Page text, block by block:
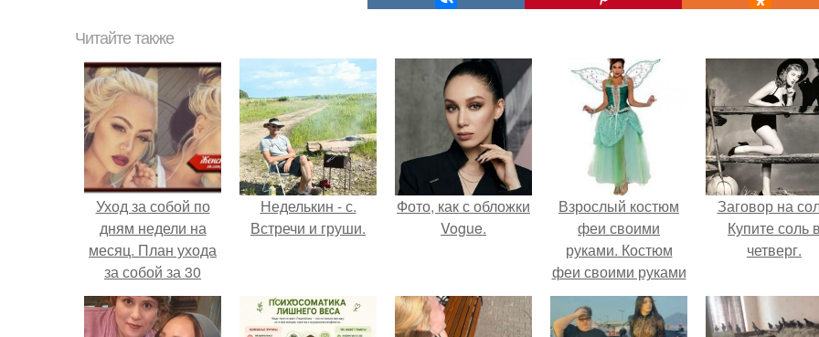
Читайте также
Уход за собой по
дням недели на
месяц. План ухода
за собой за 30
минут на неделю?
Неделькин - с.
Встречи и груши.
Фото, как с обложки
Vogue.
Взрослый костюм
феи своими
руками. Костюм
феи своими руками
за несколько часов
Заговор на
Купите соль
четверг.